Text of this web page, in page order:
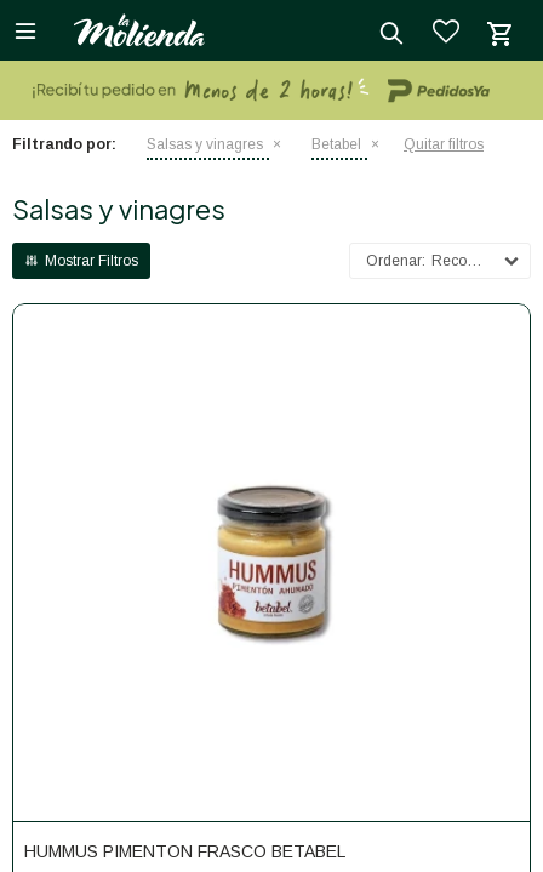

Filtrando por: Salsas y vinagres Betabel Quitar filtros
Salsas y vinagres
Recomendados
HUMMUS PIMENTON FRASCO BETABEL